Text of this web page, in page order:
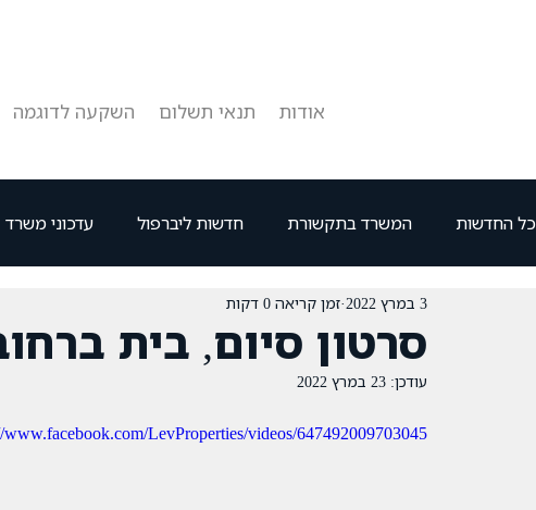
אודות תנאי תשלום השקעה לדוגמה
כל החדשות המשרד בתקשורת חדשות ליברפול עדכוני משרד
סרטון סיום, בית
3 במרץ 2022 זמן קריאה 0 דקות
עודכן: 23 במרץ 2022
www.facebook.com/LevProperties/videos/647492009703045/